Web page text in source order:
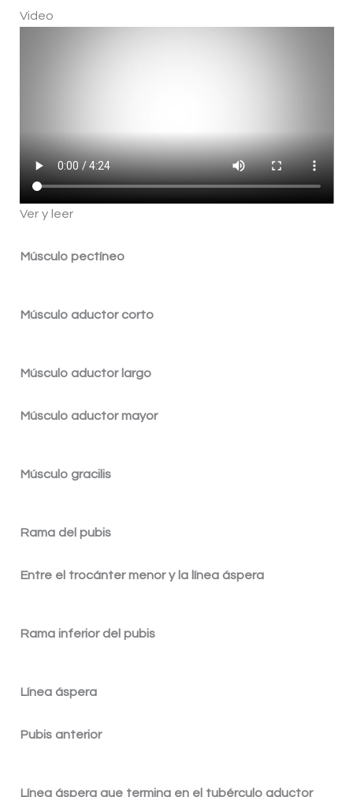
Video
Ver y leer
Músculo pectíneo
Músculo aductor corto
Músculo aductor largo
Músculo aductor mayor
Músculo gracilis
Rama del pubis
Entre el trocánter menor y la línea áspera
Rama inferior del pubis
Línea áspera
Pubis anterior
Línea áspera que termina en el tubérculo aductor